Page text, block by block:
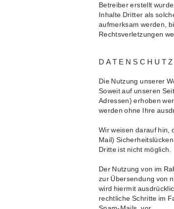
Betreiber erstellt
Inhalte Dritter als
aufmerksam werden,
Rechtsverletzungen
DATENSCHUTZ
Die Nutzung unserer
Soweit auf unseren
Adressen) erhoben
werden ohne Ihre
Wir weisen darauf hin,
Mail)
Dritte ist nicht möglich.
Der Nutzung von im
zur Übersendung von
wird hiermit
rechtliche Schritte im